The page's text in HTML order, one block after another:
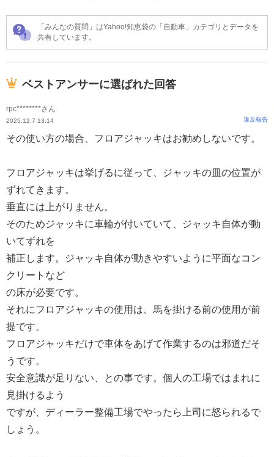
「みんなの質問」はYahoo!知恵袋の「自動車」カテゴリとデータを
共有しています。
ベストアンサーに選ばれた回答
rpc********さん
2025.12.7 13:14 違反報告
その使い方の場合、フロアジャッキはお勧めしないです。
フロアジャッキは挙げるに従って、ジャッキの皿の位置が
ずれてきます。
垂直には上がりません。
そのためジャッキに車輪が付いていて、ジャッキ自体が動
いてずれを
補正します。ジャッキ自体が動きやすいように平面なコン
クリートなど
の床が必要です。
それにフロアジャッキの使用は、馬を掛ける前の使用が前
提です。
フロアジャッキだけで車体をあげて作業するのは邪道だそ
うです。
安全意識が足りない、との事です。個人の工場ではまれに
見掛けるよう
ですが、ディーラー整備工場でやったら上司に怒られるで
しょう。